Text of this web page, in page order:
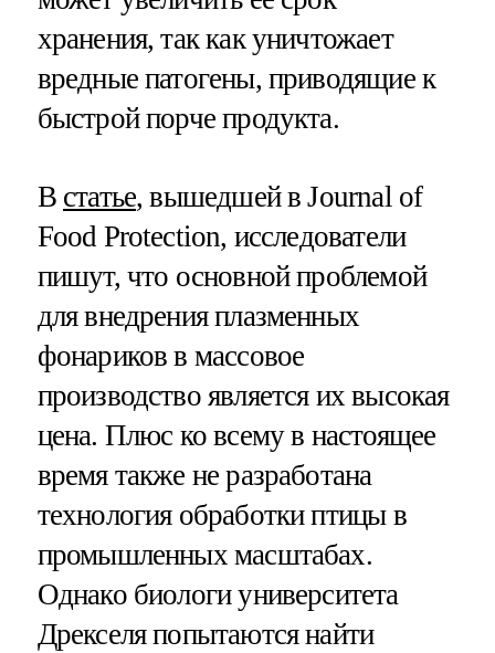
хранения, так как уничтожает
вредные патогены, приводящие к
быстрой порче продукта.
В статье, вышедшей в Journal of
Food Protection, исследователи
пишут, что основной проблемой
для внедрения плазменных
фонариков в массовое
производство является их высокая
цена. Плюс ко всему в настоящее
время также не разработана
технология обработки птицы в
промышленных масштабах.
Однако биологи университета
Дрекселя попытаются найти